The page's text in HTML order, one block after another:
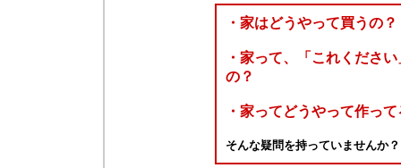
・家はどうやって買うの？
・家って、「これくださ
の？
・家ってどうやって作っ
そんな疑問を持っていませんか？